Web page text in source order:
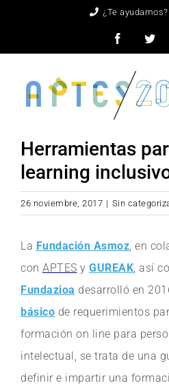
contenido
¿Te
Facebook
Herramientas
learning
26 noviembre, 2017 | Sin
La Fundación Asmoz , en
con APTES y GUREAK , así
Fundazioa desarrolló en
básico de requerimientos
formación on line para
intelectual, se trata de una
definir e impartir una